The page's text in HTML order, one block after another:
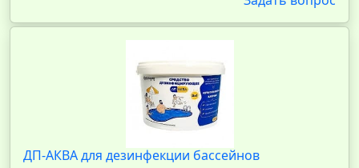
ДП-АКВА для дезинфекции бассейнов